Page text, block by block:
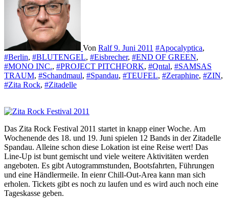
Von Ralf9. Juni 2011 #Apocalyptica,
#Berlin, #BLUTENGEL, #Eisbrecher, #END OF GREEN,
#MONO INC., #PROJECT PITCHFORK, #Qntal, #SAMSAS
TRAUM, #Schandmaul, #Spandau, #TEUFEL, #Zeraphine, #ZIN,
#Zita Rock, #Zitadelle
Das Zita Rock Festival 2011 startet in knapp einer Woche. Am
Wochenende des 18. und 19. Juni spielen 12 Bands in der Zitadelle
Spandau. Alleine schon diese Lokation ist eine Reise wert! Das
Line-Up ist bunt gemischt und viele weitere Aktivitäten werden
angeboten. Es gibt Autogrammstunden, Bootsfahrten, Führungen
und eine Händlermeile. In eienr Chill-Out-Area kann man sich
erholen. Tickets gibt es noch zu laufen und es wird auch noch eine
Tageskasse geben.